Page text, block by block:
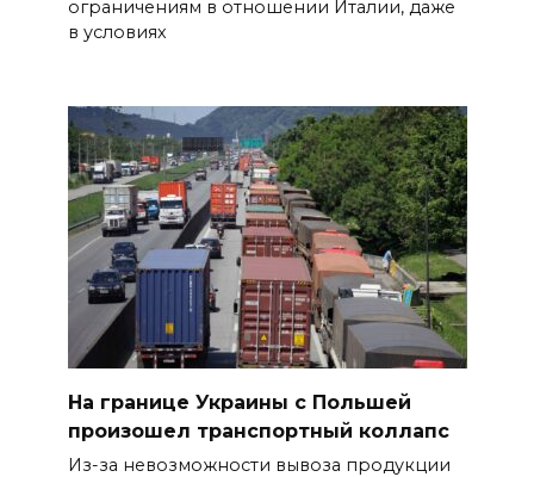
ограничениям в отношении Италии, даже
в условиях
На границе Украины с Польшей
произошел транспортный коллапс
Из-за невозможности вывоза продукции